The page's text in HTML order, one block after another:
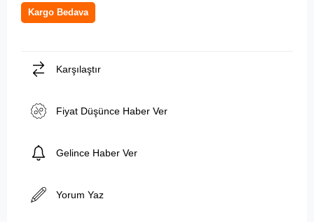
Kargo Bedava
Karşılaştır
Fiyat Düşünce Haber Ver
Gelince Haber Ver
Yorum Yaz